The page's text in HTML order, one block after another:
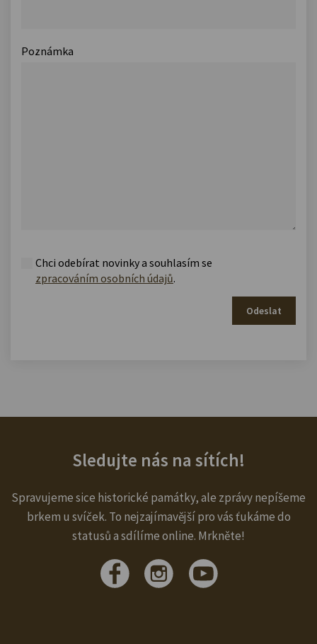
Poznámka
Chci odebírat novinky a souhlasím se
zpracováním osobních údajů.
Odeslat
Sledujte nás na sítích!
Spravujeme sice historické památky, ale zprávy nepíšeme
brkem u svíček. To nejzajímavější pro vás ťukáme do
statusů a sdílíme online. Mrkněte!